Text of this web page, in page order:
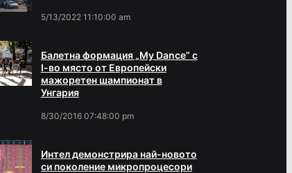
5/13/2022 11:10:00 am
Балетна формация „My Dance” с
І-во място от Европейски
мажоретен шампионат в
Унгария
8/30/2016 07:48:00 pm
Интел демонстрира най-новото
си поколение микропроцесори